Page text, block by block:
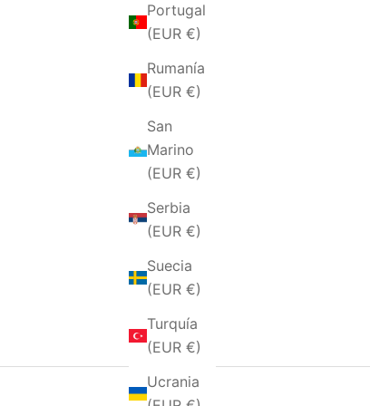
Portugal
(EUR €)
Rumanía
(EUR €)
San
Marino
(EUR €)
Serbia
(EUR €)
Suecia
(EUR €)
Turquía
(EUR €)
Ucrania
JOYAS PARA HOMBRES